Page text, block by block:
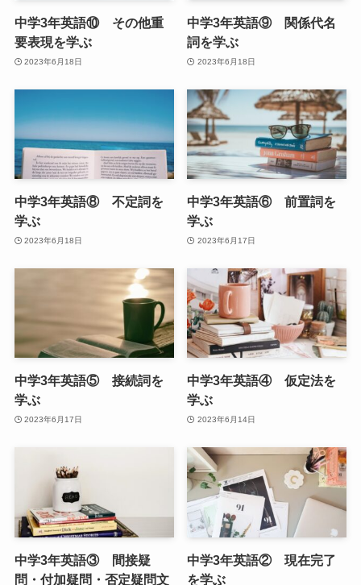
中学3年英語⑩ その他重
要表現を学ぶ
2023年6月18日
中学3年英語⑨ 関係代名
詞を学ぶ
2023年6月18日
中学3年英語⑧ 不定詞を
学ぶ
2023年6月18日
中学3年英語⑥ 前置詞を
学ぶ
2023年6月17日
中学3年英語⑤ 接続詞を
学ぶ
2023年6月17日
中学3年英語④ 仮定法を
学ぶ
2023年6月14日
中学3年英語③ 間接疑
問・付加疑問・否定疑問文
中学3年英語② 現在完了
を学ぶ